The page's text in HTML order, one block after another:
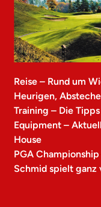
Reise – Rund um
Heurigen,
Training – Die
Equipment –
House
PGA
Schmid spielt ganz